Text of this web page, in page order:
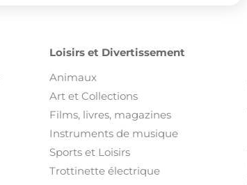
Loisirs et Divertissement
Animaux
Art et Collections
Films, livres, magazines
Instruments de musique
Sports et Loisirs
Trottinette électrique